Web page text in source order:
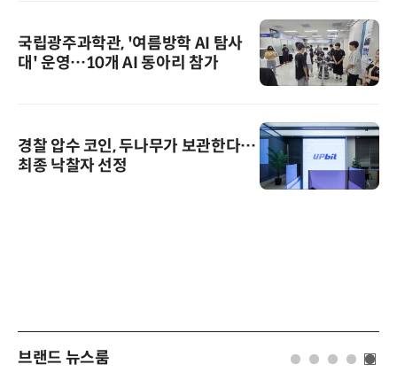
국립광주과학관, '여름방학 AI 탐사
대' 운영…10개 AI 동아리 참가
경찰 압수 코인, 두나무가 보관한다…
최종 낙찰자 선정
브랜드 뉴스룸